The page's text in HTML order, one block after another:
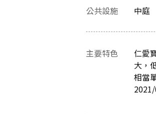
公共設施 中庭
主要特色
仁愛
大，
相當